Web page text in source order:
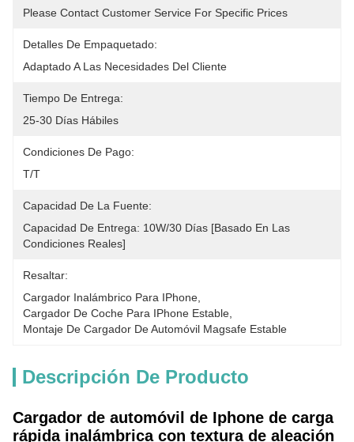
Please Contact Customer Service For Specific Prices
Detalles De Empaquetado:
Adaptado A Las Necesidades Del Cliente
Tiempo De Entrega:
25-30 Días Hábiles
Condiciones De Pago:
T/T
Capacidad De La Fuente:
Capacidad De Entrega: 10W/30 Días [basado En Las
Condiciones Reales]
Resaltar:
Cargador Inalámbrico Para IPhone
Cargador De Coche Para IPhone Estable
Montaje De Cargador De Automóvil Magsafe Estable
Descripción De Producto
Cargador de automóvil de Iphone de carga
rápida inalámbrica con textura de aleación